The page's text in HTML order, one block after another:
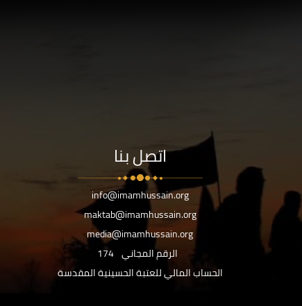
اتصل بنا
info@imamhussain.org
maktab@imamhussain.org
media@imamhussain.org
الرقم المجاني 174
الحساب المالي للعتبة الحسينية المقدسة